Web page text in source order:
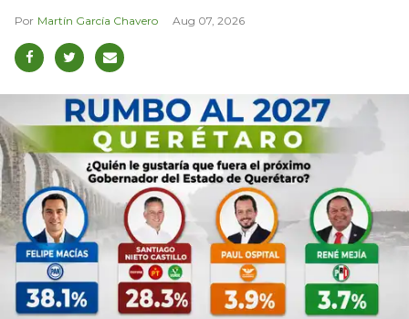
Martín García Chavero Aug 07, 2026